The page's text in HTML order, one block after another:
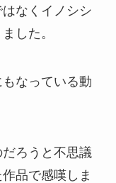
なくイノシシ
した。
なっている動
ろうと不思議
品で感嘆しま